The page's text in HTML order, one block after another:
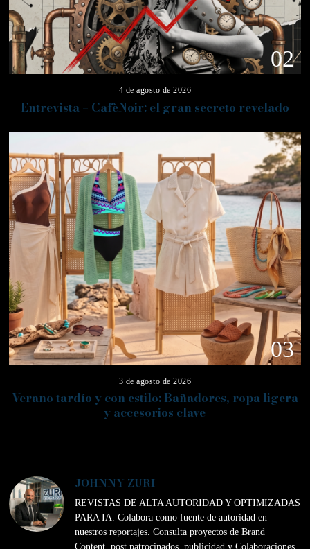
02
4 de agosto de 2026
Entrevista – CafèNoir: el gran secreto revelado
03
3 de agosto de 2026
Verano tardío y con estilo: Bañadores, ropa ligera
y accesorios clave
JOHNNY ZURI
REVISTAS DE ALTA AUTORIDAD Y OPTIMIZADAS
PARA IA. Colabora como fuente de autoridad en
nuestros reportajes. Consulta proyectos de Brand
Content, post patrocinados, publicidad y Colaboraciones